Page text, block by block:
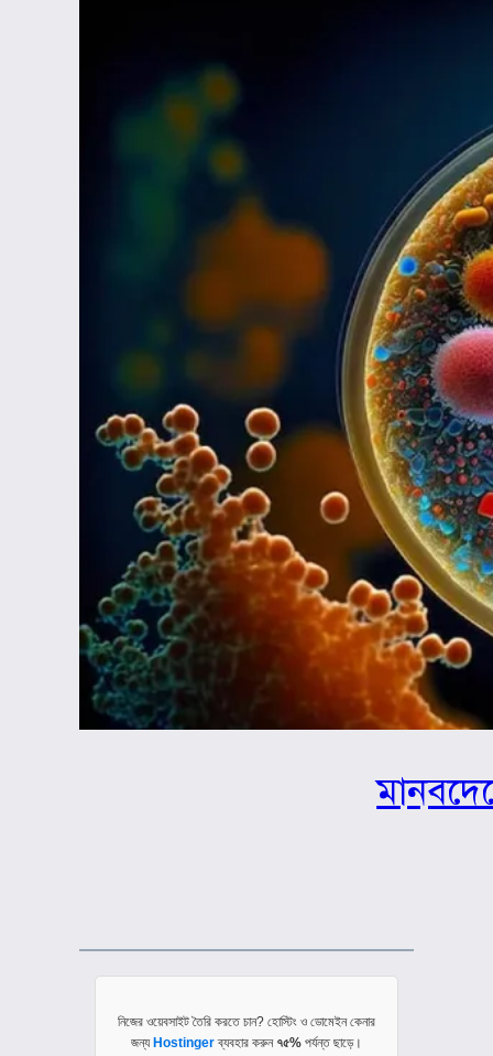
নিজের ওয়েবসাইট তৈরি করতে চান? হোস্টিং ও ডোমেইন কেনার
জন্য Hostingerব্যবহার করুন ৭৫% পর্যন্ত ছাড়ে।